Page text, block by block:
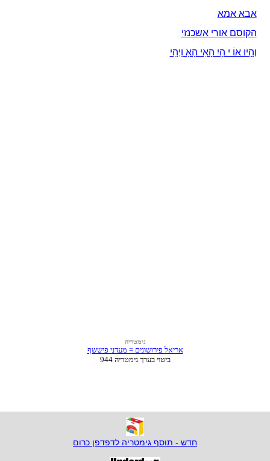
אבא אמא
הקוסם אורי אשכנזי
וְהָיוּ אוֹ י הַיִ הָאִי הָאָ וַיְהִי
חדש - תוסף גימטריה לדפדפן כרום